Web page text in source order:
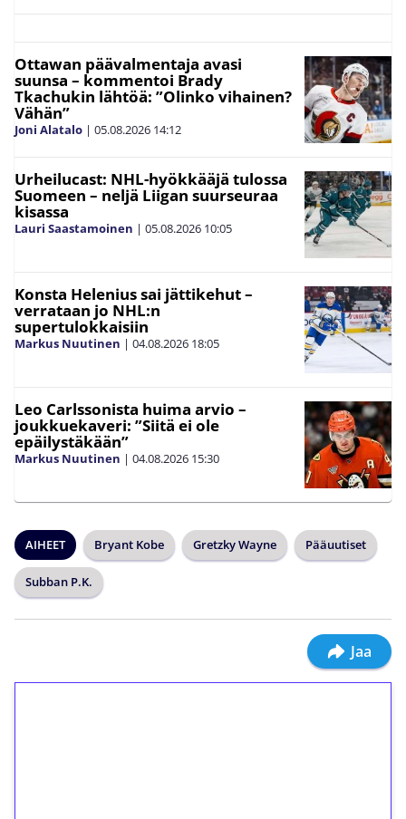
Ottawan päävalmentaja avasi
suunsa – kommentoi Brady
Tkachukin lähtöä: ”Olinko vihainen?
Vähän”
Joni Alatalo | 05.08.2026 14:12
Urheilucast: NHL-hyökkääjä tulossa
Suomeen – neljä Liigan suurseuraa
kisassa
Lauri Saastamoinen | 05.08.2026 10:05
Konsta Helenius sai jättikehut –
verrataan jo NHL:n
supertulokkaisiin
Markus Nuutinen | 04.08.2026 18:05
Leo Carlssonista huima arvio –
joukkuekaveri: ”Siitä ei ole
epäilystäkään”
Markus Nuutinen | 04.08.2026 15:30
AIHEET Bryant Kobe Gretzky Wayne Pääuutiset
Subban P.K.
Jaa